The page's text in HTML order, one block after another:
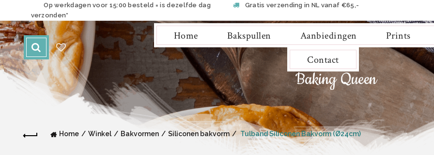
Op werkdagen voor 15:00 besteld = is dezelfde dag
verzonden*
Gratis verzending in NL vanaf €65,-
Home Bakspullen Aanbiedingen Prints
Contact
Home Winkel Bakvormen Siliconen bakvorm Tulband Siliconen Bakvorm (Ø24cm)